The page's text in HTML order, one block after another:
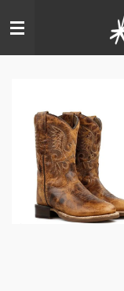
direct